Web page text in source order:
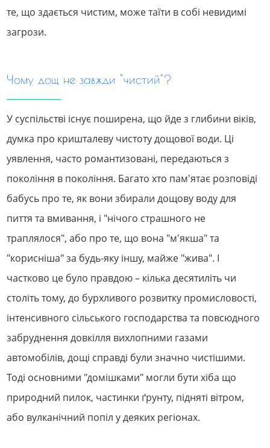
те, що здається чистим, може таїти в собі невидимі
загрози.
Чому дощ не завжди "чистий"?
У суспільстві існує поширена, що йде з глибини віків,
думка про кришталеву чистоту дощової води. Ці
уявлення, часто романтизовані, передаються з
покоління в покоління. Багато хто пам'ятає розповіді
бабусь про те, як вони збирали дощову воду для
пиття та вмивання, і "нічого страшного не
траплялося", або про те, що вона "м'якша" та
"корисніша" за будь-яку іншу, майже "жива". І
частково це було правдою – кілька десятиліть чи
століть тому, до бурхливого розвитку промисловості,
інтенсивного сільського господарства та повсюдного
забруднення довкілля вихлопними газами
автомобілів, дощі справді були значно чистішими.
Тоді основними "домішками" могли бути хіба що
природний пилок, частинки ґрунту, підняті вітром,
або вулканічний попіл у деяких регіонах.